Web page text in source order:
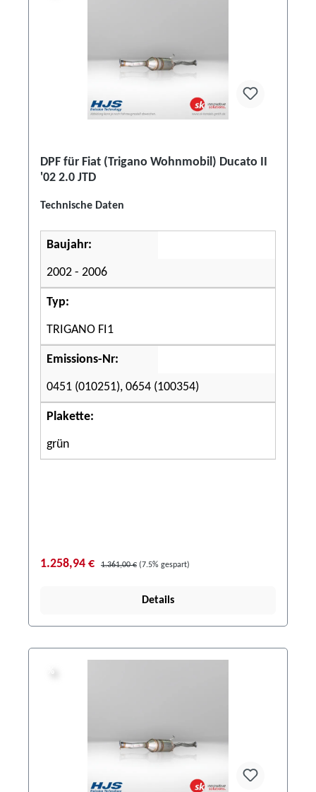
DPF für Fiat (Trigano Wohnmobil) Ducato II
'02 2.0 JTD
Technische Daten
Baujahr:
2002 - 2006
Typ:
TRIGANO FI1
Emissions-Nr:
0451 (010251), 0654 (100354)
Plakette:
grün
1.258,94 € 1.361,00 € (7.5% gespart)
Details